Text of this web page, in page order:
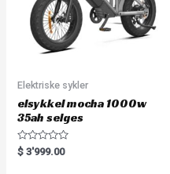
Elektriske sykler
elsykkel mocha 1000w
35ah selges
R
a
$ 3'999.00